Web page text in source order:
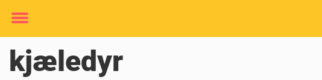
Toggle
kjæledyr